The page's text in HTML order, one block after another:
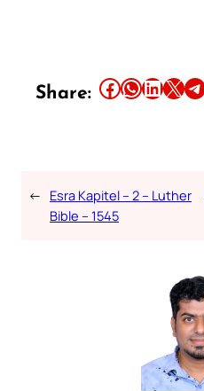
Share: Share this article on Facebook Share this article on WhatsApp Share this article on LinkedIn Share this article on X Share this article on Telegram
← Esra Kapitel – 2 – Luther
Bible – 1545